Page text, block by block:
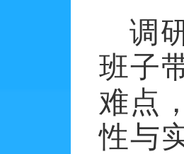
调
班子
难点
性与